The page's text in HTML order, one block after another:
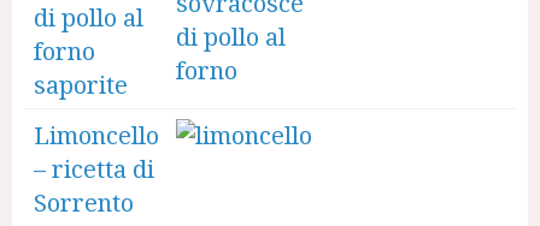
di pollo al
forno
saporite
Limoncello
– ricetta di
Sorrento